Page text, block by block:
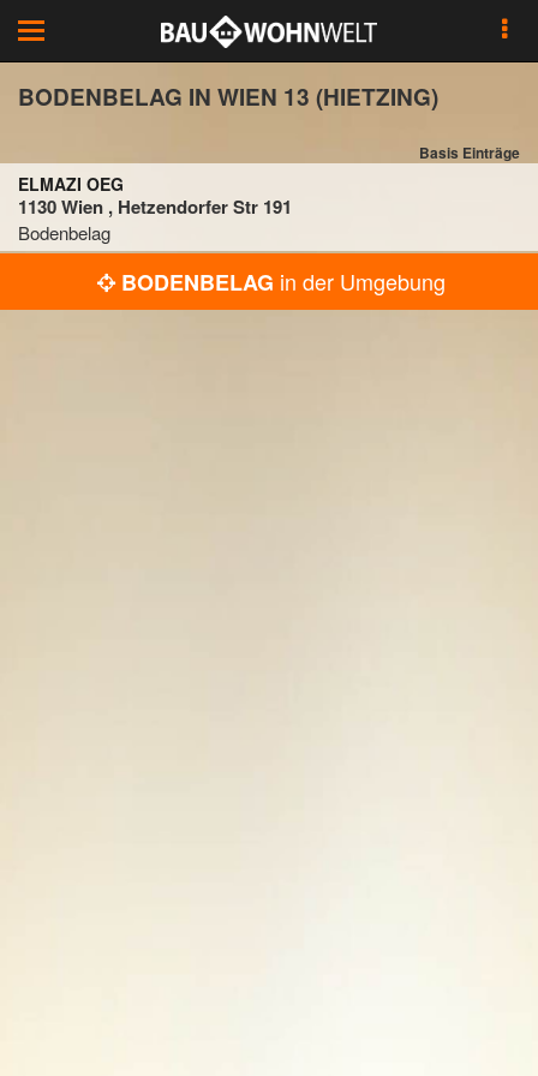
Toggle
navigation
BODENBELAG IN WIEN 13 (HIETZING)
Basis Einträge
ELMAZI OEG
1130 Wien , Hetzendorfer Str 191
Bodenbelag
BODENBELAG in der Umgebung